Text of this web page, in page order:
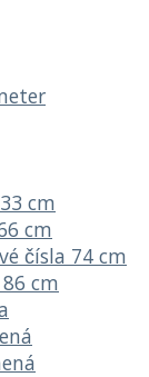
cm
cm
čísla 74 cm
cm